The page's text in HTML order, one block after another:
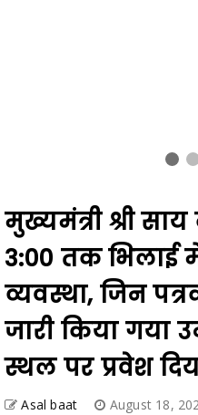
मुख्यमंत्री श्री
3:00 तक भिलाई में
व्यवस्था, जिन
जारी किया गया
स्थल पर प्रवेश
August 18,